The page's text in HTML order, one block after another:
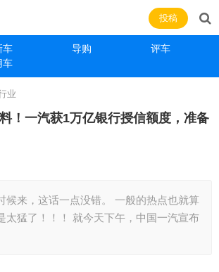
车 导购
评车
车
投稿
业
！一汽获1万亿银行授信额度，准备
候来，这话一点没错。 一般的热点也就算
太猛了！！！ 就今天下午，中国一汽宣布